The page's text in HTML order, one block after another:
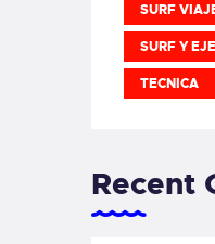
SURF
SURF Y
TECNICA
Recent